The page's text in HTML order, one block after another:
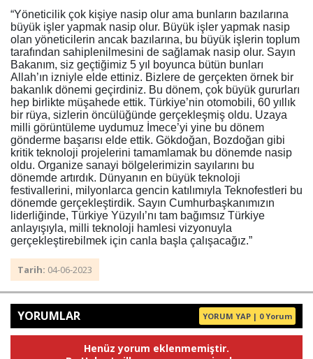
“Yöneticilik çok kişiye nasip olur ama bunların bazılarına
büyük işler yapmak nasip olur. Büyük işler yapmak nasip
olan yöneticilerin ancak bazılarına, bu büyük işlerin toplum
tarafından sahiplenilmesini de sağlamak nasip olur. Sayın
Bakanım, siz geçtiğimiz 5 yıl boyunca bütün bunları
Allah’ın izniyle elde ettiniz. Bizlere de gerçekten örnek bir
bakanlık dönemi geçirdiniz. Bu dönem, çok büyük gururları
hep birlikte müşahede ettik. Türkiye’nin otomobili, 60 yıllık
bir rüya, sizlerin öncülüğünde gerçekleşmiş oldu. Uzaya
milli görüntüleme uydumuz İmece’yi yine bu dönem
gönderme başarısı elde ettik. Gökdoğan, Bozdoğan gibi
kritik teknoloji projelerini tamamlamak bu dönemde nasip
oldu. Organize sanayi bölgelerimizin sayılarını bu
dönemde artırdık. Dünyanın en büyük teknoloji
festivallerini, milyonlarca gencin katılımıyla Teknofestleri bu
dönemde gerçekleştirdik. Sayın Cumhurbaşkanımızın
liderliğinde, Türkiye Yüzyılı’nı tam bağımsız Türkiye
anlayışıyla, milli teknoloji hamlesi vizyonuyla
gerçekleştirebilmek için canla başla çalışacağız.”
Tarih: 04-06-2023
YORUMLAR YORUM YAP | 0 Yorum
Henüz yorum eklenmemiştir.